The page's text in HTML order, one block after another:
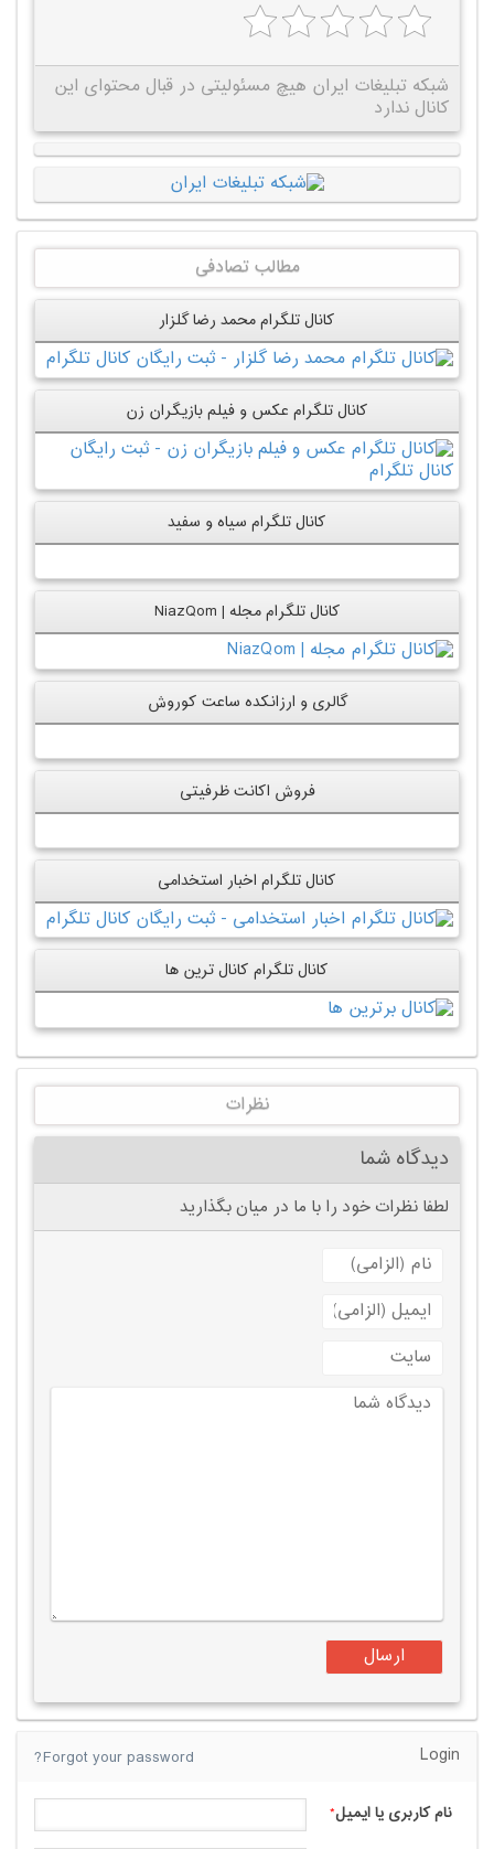
شبکه تبلیغات ایران هیچ مسئولیتی در قبال محتوای این
کانال ندارد
مطالب تصادفی
کانال تلگرام محمد رضا گلزار
کانال تلگرام عکس و فیلم بازیگران زن
کانال تلگرام سیاه و سفید
کانال تلگرام مجله | NiazQom
گالری و ارزانکده ساعت کوروش
فروش اکانت ظرفیتی
کانال تلگرام اخبار استخدامی
کانال تلگرام کانال ترین ها
نظرات
دیدگاه شما
لطفا نظرات خود را با ما در میان بگذارید
Login
Forgot your password?
نام کاربری یا ایمیل*